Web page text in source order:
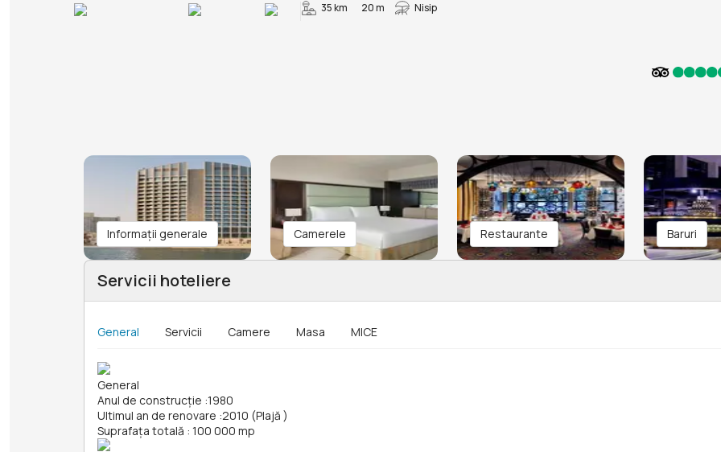
35 km
20 m Nisip
Informații generale Camerele Restaurante Baruri
Servicii hoteliere
General Servicii Camere Masa MICE
General
Anul de construcție :1980
Ultimul an de renovare :2010 (Plajă )
Suprafața totală : 100 000 mp